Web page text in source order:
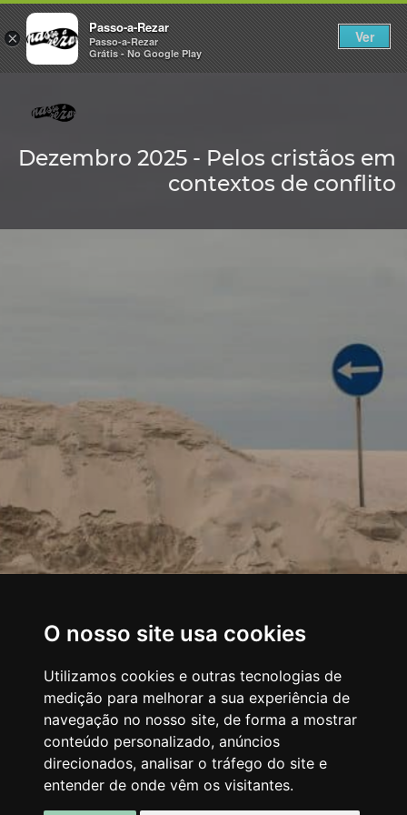
O nosso site usa cookies
Utilizamos cookies e outras tecnologias de
medição para melhorar a sua experiência de
navegação no nosso site, de forma a mostrar
conteúdo personalizado, anúncios
direcionados, analisar o tráfego do site e
entender de onde vêm os visitantes.
×
Passo-a-Rezar
Passo-a-Rezar
Grátis - No Google Play
Ver
Dezembro 2025 - Pelos cristãos em
contextos de conflito